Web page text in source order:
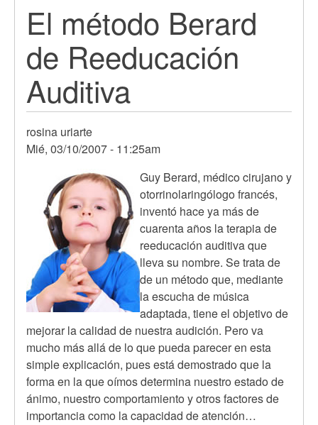
El método Berard
de Reeducación
Auditiva
rosina uriarte
Mié, 03/10/2007 - 11:25am
Guy Berard, médico cirujano y
otorrinolaringólogo francés,
inventó hace ya más de
cuarenta años la terapia de
reeducación auditiva que
lleva su nombre. Se trata de
de un método que, mediante
la escucha de música
adaptada, tiene el objetivo de
mejorar la calidad de nuestra audición. Pero va
mucho más allá de lo que pueda parecer en esta
simple explicación, pues está demostrado que la
forma en la que oímos determina nuestro estado de
ánimo, nuestro comportamiento y otros factores de
importancia como la capacidad de atención…